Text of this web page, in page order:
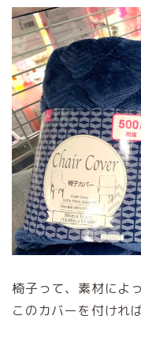
椅子って、素材によ
このカバーを付けれ